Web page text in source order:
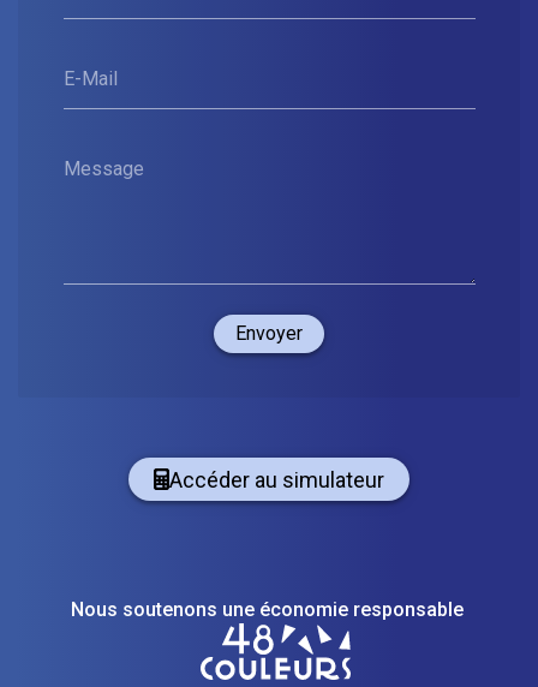
E-Mail
Message
Envoyer
Accéder au simulateur
Nous soutenons une économie responsable